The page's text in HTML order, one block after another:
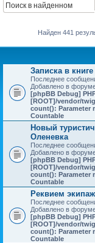
Найден 441
Записка в книге
Последнее
Добавлено в
[phpBB Debug]
[ROOT]/vendor/
count(): Parameter
Countable
Новый
Оленевка
Последнее
Добавлено в
[phpBB Debug]
[ROOT]/vendor/
count(): Parameter
Countable
Реквием
Последнее
Добавлено в
[phpBB Debug]
[ROOT]/vendor/
count(): Parameter
Countable